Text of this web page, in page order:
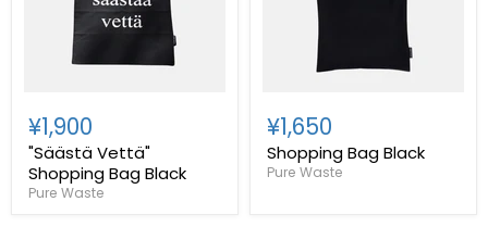
¥1,900
"Säästä Vettä"
Shopping Bag Black
Pure Waste
¥1,650
Shopping Bag Black
Pure Waste